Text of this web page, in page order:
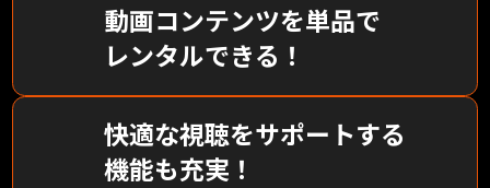
動画コンテンツを単品で
レンタルできる！
快適な視聴をサポートする
機能も充実！